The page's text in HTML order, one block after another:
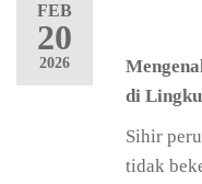
FEB
20
2026
di
Sihir
tidak